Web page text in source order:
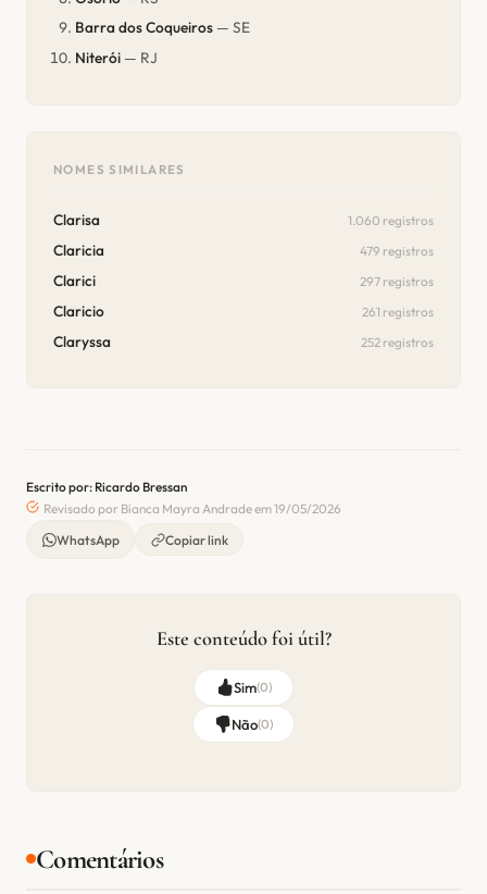
Barra dos Coqueiros — SE
Niterói — RJ
NOMES SIMILARES
Clarisa 1.060 registros
Claricia 479 registros
Clarici 297 registros
Claricio 261 registros
Claryssa 252 registros
Escrito por: Ricardo Bressan
Revisado por Bianca Mayra Andrade em 19/05/2026
WhatsApp
Copiar link
Este conteúdo foi útil?
Sim(0)
Não(0)
Comentários